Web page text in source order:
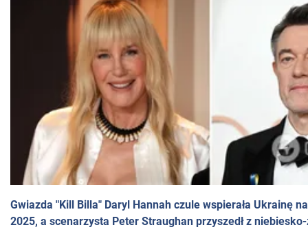
Gwiazda "Kill Billa" Daryl Hannah czule wspierała Ukrainę
2025, a scenarzysta Peter Straughan przyszedł z